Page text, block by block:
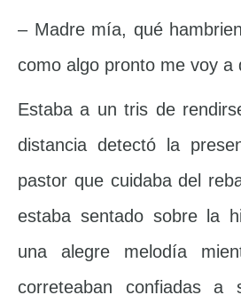
– Madre mía, qué
como algo pronto me voy a
Estaba a un tris de
distancia detectó la
pastor que cuidaba del
estaba sentado sobre la
una alegre melodía
correteaban confiadas a